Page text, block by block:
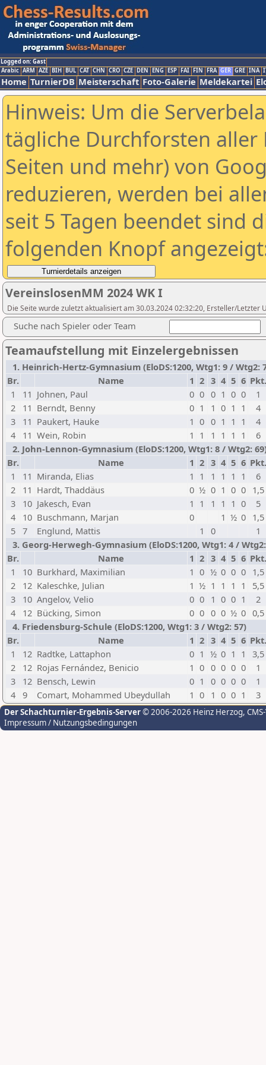
Logged on: Gast
Arabic ARM AZE BIH BUL CAT CHN CRO CZE DEN ENG ESP FAI FIN FRA GER GRE INA
Home TurnierDB Meisterschaft Foto-Galerie Meldekartei
Hinweis: Um die
tägliche Durchforsten aller
Seiten und mehr) von
reduzieren, werden bei
seit 5 Tagen beendet sind
folgenden Knopf
VereinslosenMM 2024 WK I
Die Seite wurde zuletzt aktualisiert am 30.03.2024 02:32:20, Ersteller/Letzter
Suche nach Spieler oder Team
Teamaufstellung mit Einzelergebnissen
1. Heinrich-Hertz-Gymnasium (EloDS:1200, Wtg1: 9 / Wtg2:
Br.
Name 1 2 3 4 5 6 Pkt.
1
11 Johnen, Paul 0 0 0 1 0 0
1
2
11 Berndt, Benny 0 1 1 0 1 1
4
3
11 Paukert, Hauke 1 0 0 1 1 1
4
4
11 Wein, Robin 1 1 1 1 1 1
6
2. John-Lennon-Gymnasium (EloDS:1200, Wtg1: 8 / Wtg2:
Br.
Name 1 2 3 4 5 6 Pkt.
1
11 Miranda, Elias 1 1 1 1 1 1
6
2
11 Hardt, Thaddäus 0 ½ 0 1 0 0 1,5
3
10 Jakesch, Evan 1 1 1 1 1 0
5
4
10 Buschmann, Marjan 0 1 ½ 0 1,5
5 7 Englund, Mattis 1 0
1
3. Georg-Herwegh-Gymnasium (EloDS:1200, Wtg1: 4 /
Br.
Name 1 2 3 4 5 6 Pkt.
1
10 Burkhard, Maximilian 1 0 ½ 0 0 0 1,5
2
12 Kaleschke, Julian 1 ½ 1 1 1 1
5,5
3
10 Angelov, Velio 0 0 1 0 0 1
2
4
12 Bücking, Simon 0 0 0 0 ½ 0 0,5
4. Friedensburg-Schule (EloDS:1200, Wtg1: 3 / Wtg2: 57)
Br.
Name 1 2 3 4 5 6 Pkt.
1
12 Radtke, Lattaphon 0 1 ½ 0 1 1
3,5
2
12 Rojas Fernández, Benicio 1 0 0 0 0 0
1
3
12 Bensch, Lewin 0 1 0 0 0 0
1
4 9 Comart, Mohammed Ubeydullah 1 0 1 0 0 1 3
Der Schachturnier-Ergebnis-Server© 2006-2026 Heinz Herzog,
Impressum / Nutzungsbedingungen